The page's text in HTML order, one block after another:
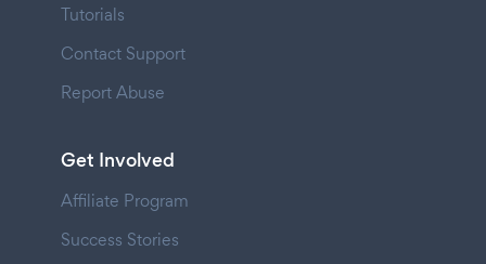
Tutorials
Contact Support
Report Abuse
Get Involved
Affiliate Program
Success Stories